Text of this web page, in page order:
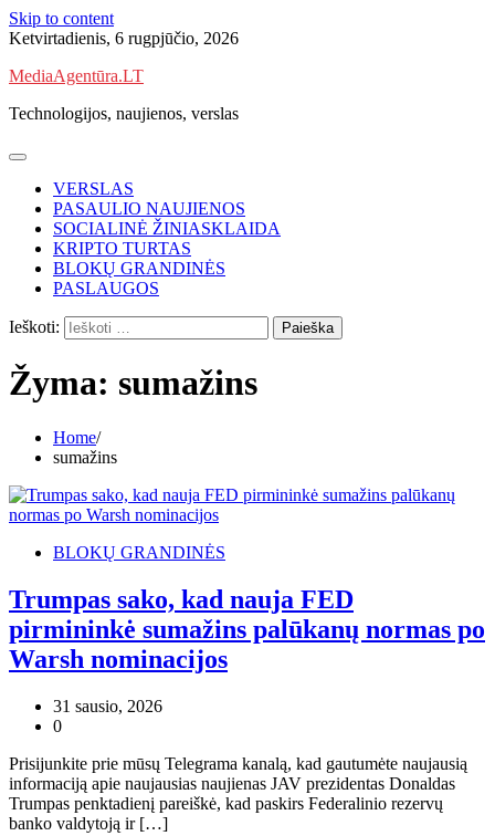
Skip to content
Ketvirtadienis, 6 rugpjūčio, 2026
MediaAgentūra.LT
Technologijos, naujienos, verslas
VERSLAS
PASAULIO NAUJIENOS
SOCIALINĖ ŽINIASKLAIDA
KRIPTO TURTAS
BLOKŲ GRANDINĖS
PASLAUGOS
Ieškoti:
Žyma: sumažins
Home
sumažins
BLOKŲ GRANDINĖS
Trumpas sako, kad nauja FED
pirmininkė sumažins palūkanų normas po
Warsh nominacijos
31 sausio, 2026
0
Prisijunkite prie mūsų Telegrama kanalą, kad gautumėte naujausią
informaciją apie naujausias naujienas JAV prezidentas Donaldas
Trumpas penktadienį pareiškė, kad paskirs Federalinio rezervų
banko valdytoją ir […]